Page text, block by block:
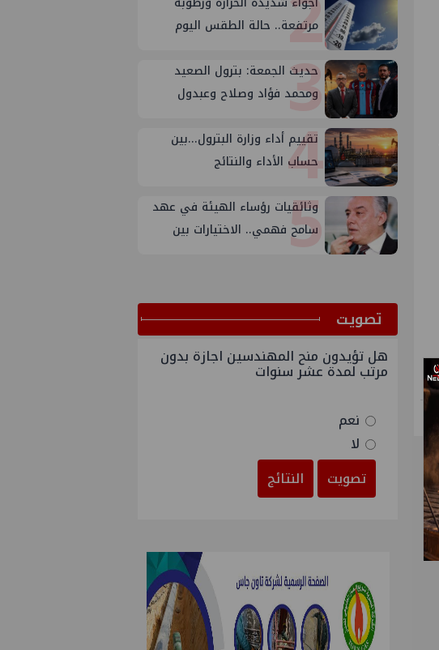
مرتفعة.. حالة الطقس اليوم
3
حديث الجمعة: بترول الصعيد
ومحمد فؤاد وصلاح وعبدول
4
تقييم أداء وزارة البترول...بين
حساب الأداء والنتائج
5
وثائقيات رؤساء الهيئة في عهد
سامح فهمي.. الاختيارات بين
ﺗﺼﻮﻳﺖ
هل تؤيدون منح المهندسين اجازة بدون
مرتب لمدة عشر سنوات
نعم
لا
تصويت
النتائج